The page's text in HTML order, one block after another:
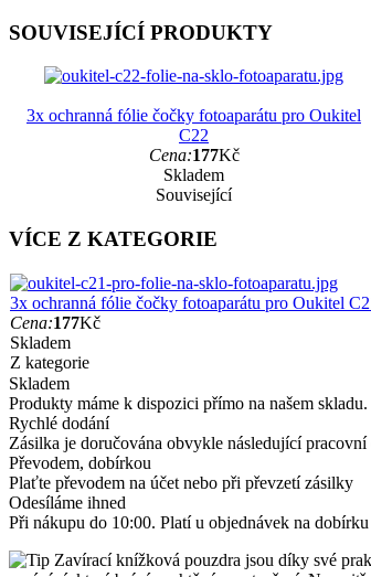
SOUVISEJÍCÍ PRODUKTY
3x ochranná fólie čočky fotoaparátu pro Oukitel
C22
Cena:177Kč
Skladem
Související
VÍCE Z KATEGORIE
3x ochranná fólie čočky fotoaparátu pro Oukitel
Cena:177Kč
Skladem
Z kategorie
Skladem
Produkty máme k dispozici přímo na našem
Rychlé dodání
Zásilka je doručována obvykle následující pracovní
Převodem, dobírkou
Plaťte převodem na účet nebo při převzetí zásilky
Odesíláme ihned
Při nákupu do 10:00. Platí u objednávek na
Zavírací knížková pouzdra jsou díky své